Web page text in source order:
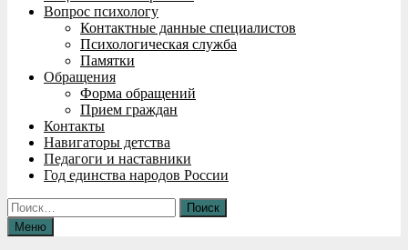
Вопрос психологу
Контактные данные специалистов
Психологическая служба
Памятки
Обращения
Форма обращений
Прием граждан
Контакты
Навигаторы детства
Педагоги и наставники
Год единства народов России
Найти:
Меню